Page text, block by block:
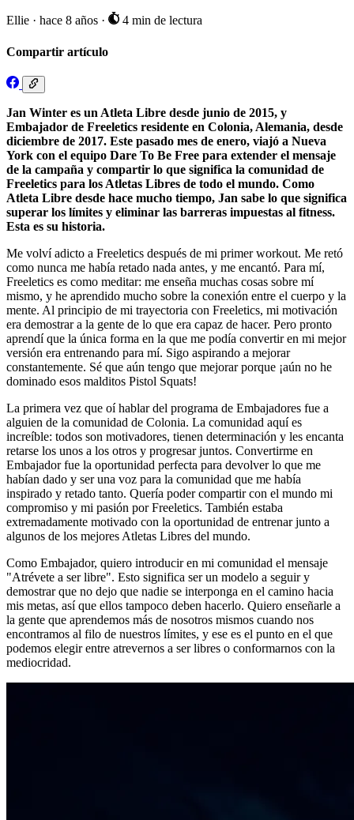
Ellie · hace 8 años · 4 min de lectura
Compartir artículo
Jan Winter es un Atleta Libre desde junio de 2015, y
Embajador de Freeletics residente en Colonia, Alemania, desde
diciembre de 2017. Este pasado mes de enero, viajó a Nueva
York con el equipo Dare To Be Free para extender el mensaje
de la campaña y compartir lo que significa la comunidad de
Freeletics para los Atletas Libres de todo el mundo. Como
Atleta Libre desde hace mucho tiempo, Jan sabe lo que significa
superar los límites y eliminar las barreras impuestas al fitness.
Esta es su historia.
Me volví adicto a Freeletics después de mi primer workout. Me retó
como nunca me había retado nada antes, y me encantó. Para mí,
Freeletics es como meditar: me enseña muchas cosas sobre mí
mismo, y he aprendido mucho sobre la conexión entre el cuerpo y la
mente. Al principio de mi trayectoria con Freeletics, mi motivación
era demostrar a la gente de lo que era capaz de hacer. Pero pronto
aprendí que la única forma en la que me podía convertir en mi mejor
versión era entrenando para mí. Sigo aspirando a mejorar
constantemente. Sé que aún tengo que mejorar porque ¡aún no he
dominado esos malditos Pistol Squats!
La primera vez que oí hablar del programa de Embajadores fue a
alguien de la comunidad de Colonia. La comunidad aquí es
increíble: todos son motivadores, tienen determinación y les encanta
retarse los unos a los otros y progresar juntos. Convertirme en
Embajador fue la oportunidad perfecta para devolver lo que me
habían dado y ser una voz para la comunidad que me había
inspirado y retado tanto. Quería poder compartir con el mundo mi
compromiso y mi pasión por Freeletics. También estaba
extremadamente motivado con la oportunidad de entrenar junto a
algunos de los mejores Atletas Libres del mundo.
Como Embajador, quiero introducir en mi comunidad el mensaje
"Atrévete a ser libre". Esto significa ser un modelo a seguir y
demostrar que no dejo que nadie se interponga en el camino hacia
mis metas, así que ellos tampoco deben hacerlo. Quiero enseñarle a
la gente que aprendemos más de nosotros mismos cuando nos
encontramos al filo de nuestros límites, y ese es el punto en el que
podemos elegir entre atrevernos a ser libres o conformarnos con la
mediocridad.